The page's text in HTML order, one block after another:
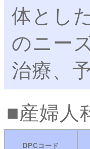
体とし
のニー
治療、
産婦人
DPCコード